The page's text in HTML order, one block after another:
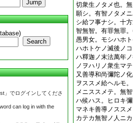
Search
」でログインしてくださ
can log in with the
切衆生ノタメ也。
願シ。有智ノタメ
シ給フ事ナシ。十
智無智。有罪無罪
愚男女。モシハホ
ハホトケノ滅後ノ
ハ釋迦ノ末法萬年
ノヲハリノ衆生マ
又善導和尚彌陀ノ
ヲススメ給ヘルモ
メニススメテ。無
ハ候ハス。ヒロキ
マネキ善導ノスス
カテカ無智ノ人ニ